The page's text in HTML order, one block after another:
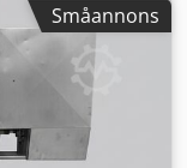
Småannons